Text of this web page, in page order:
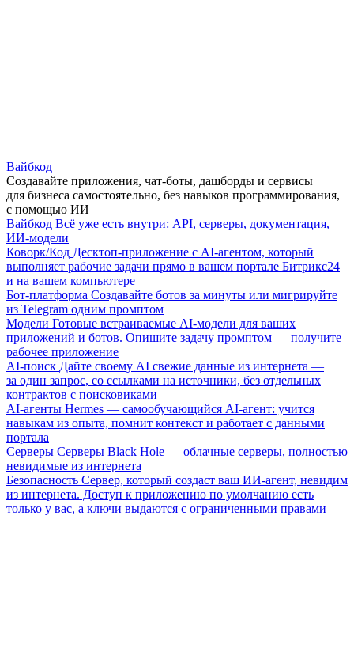
Вайбкод
Создавайте приложения, чат-боты, дашборды и сервисы
для бизнеса самостоятельно, без навыков программирования,
с помощью ИИ
Вайбкод Всё уже есть внутри: API, серверы, документация,
ИИ-модели
Коворк/Код Десктоп-приложение с AI-агентом, который
выполняет рабочие задачи прямо в вашем портале Битрикс24
и на вашем компьютере
Бот-платформа Создавайте ботов за минуты или мигрируйте
из Telegram одним промптом
Модели Готовые встраиваемые AI-модели для ваших
приложений и ботов. Опишите задачу промптом — получите
рабочее приложение
AI-поиск Дайте своему AI свежие данные из интернета —
за один запрос, со ссылками на источники, без отдельных
контрактов с поисковиками
AI-агенты Hermes — самообучающийся AI-агент: учится
навыкам из опыта, помнит контекст и работает с данными
портала
Серверы Серверы Black Hole — облачные серверы, полностью
невидимые из интернета
Безопасность Сервер, который создаст ваш ИИ-агент, невидим
из интернета. Доступ к приложению по умолчанию есть
только у вас, а ключи выдаются с ограниченными правами